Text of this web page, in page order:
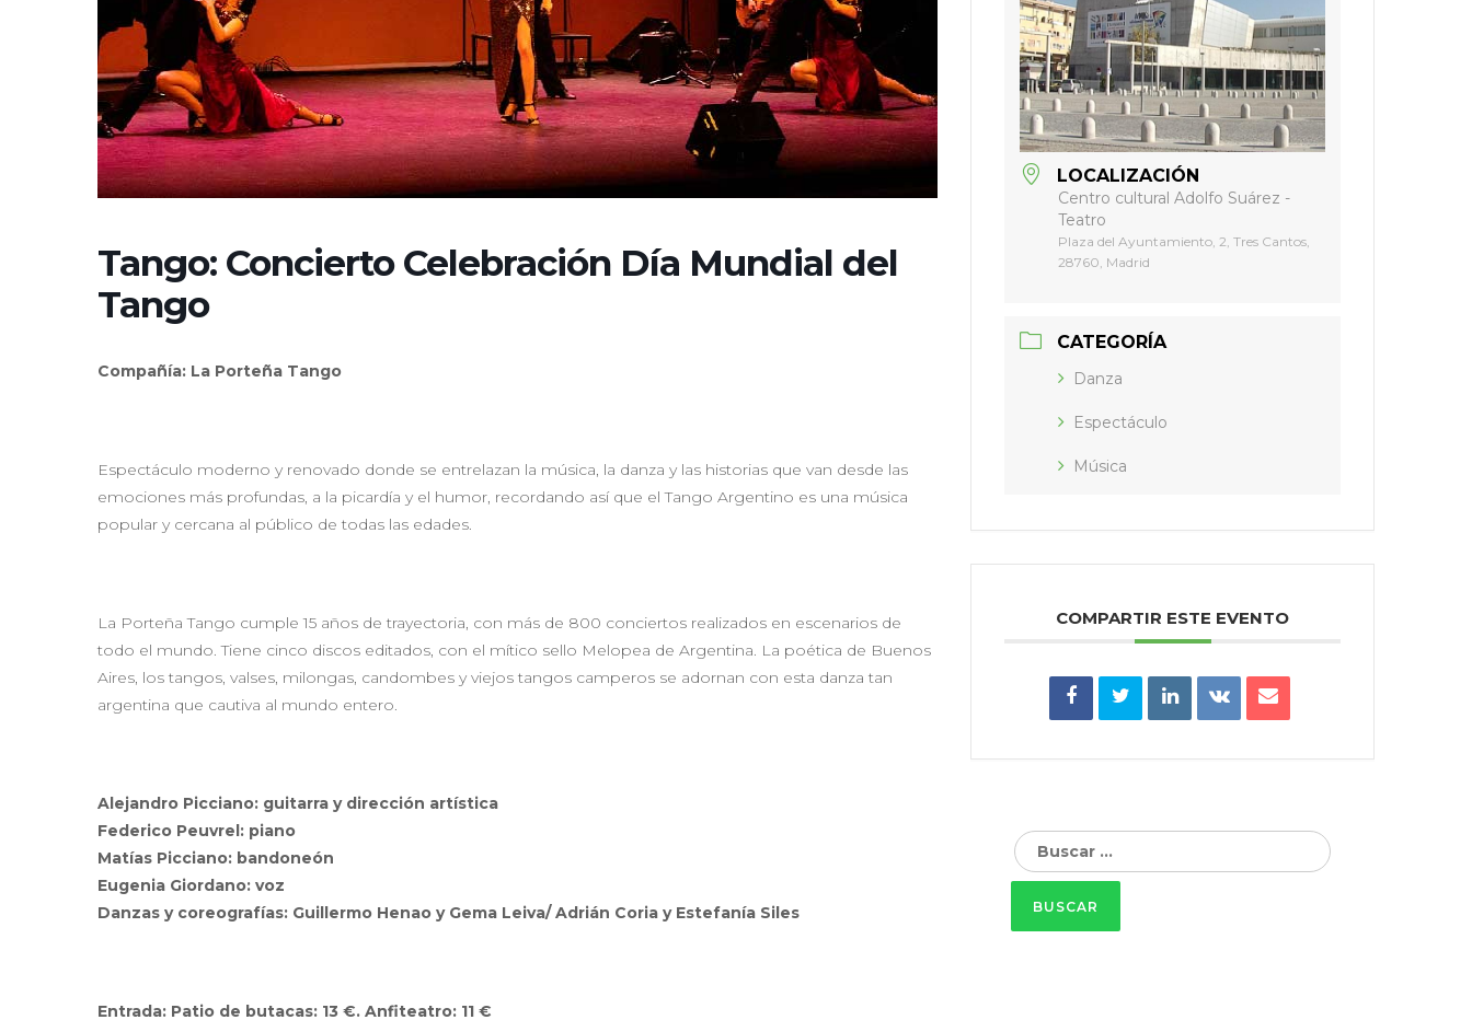
Tango: Concierto Celebración Día Mundial del
Tango
Compañía: La Porteña Tango
Espectáculo moderno y renovado donde se entrelazan la música, la danza y las historias que van desde las
emociones más profundas, a la picardía y el humor, recordando así que el Tango Argentino es una música
popular y cercana al público de todas las edades.
La Porteña Tango cumple 15 años de trayectoria, con más de 800 conciertos realizados en escenarios de
todo el mundo. Tiene cinco discos editados, con el mítico sello Melopea de Argentina. La poética de Buenos
Aires, los tangos, valses, milongas, candombes y viejos tangos camperos se adornan con esta danza tan
argentina que cautiva al mundo entero.
Alejandro Picciano: guitarra y dirección artística
Federico Peuvrel: piano
Matías Picciano: bandoneón
Eugenia Giordano: voz
Danzas y coreografías: Guillermo Henao y Gema Leiva/ Adrián Coria y Estefanía Siles
Entrada: Patio de butacas: 13 €. Anfiteatro: 11 €
LOCALIZACIÓN
Centro cultural Adolfo Suárez -
Teatro
Plaza del Ayuntamiento, 2, Tres Cantos,
28760, Madrid
CATEGORÍA
Danza
Espectáculo
Música
COMPARTIR ESTE EVENTO
Buscar: